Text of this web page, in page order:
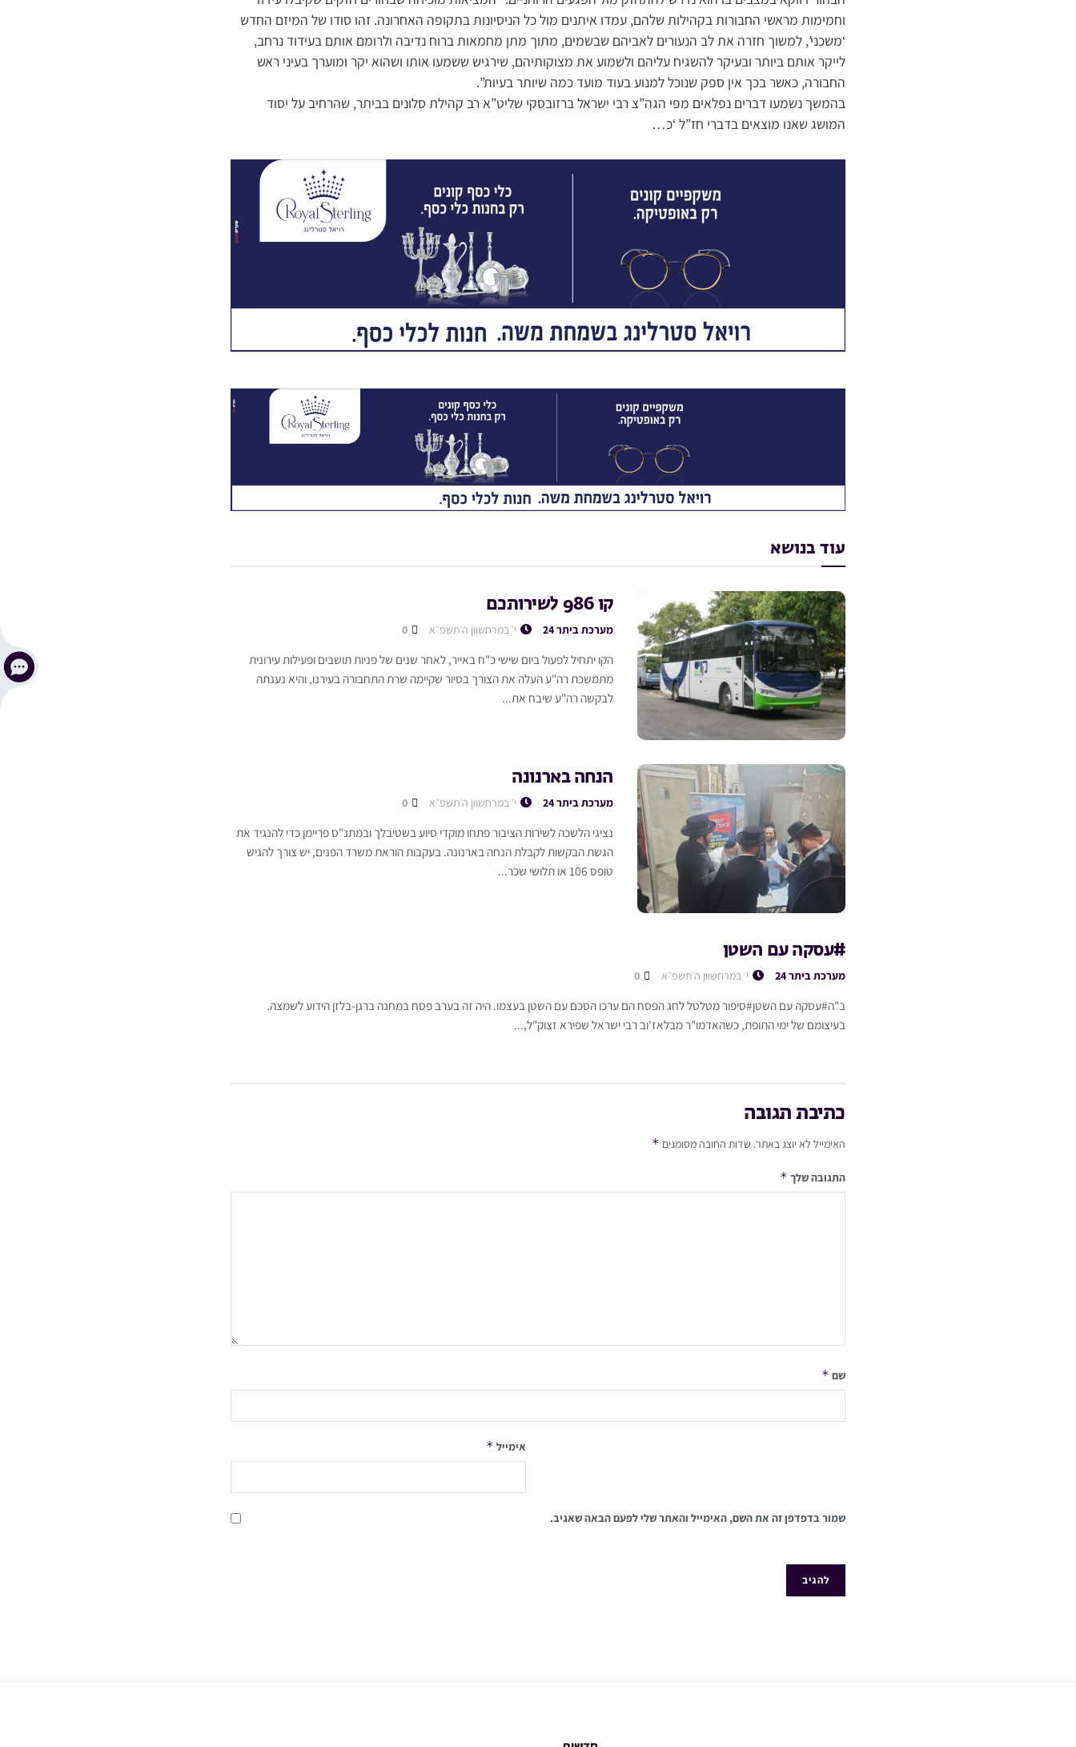
וחמימות מראשי החבורות בקהילות שלהם, עמדו איתנים מול כל הניסיונות בתקופה האחרונה. זהו סודו של המיזם החדש
‘משכני’, למשוך חזרה את לב הנעורים לאביהם שבשמים, מתוך מתן מחמאות ברוח נדיבה ולרומם אותם בעידוד נרחב,
לייקר אותם ביותר ובעיקר להשגיח עליהם ולשמוע את מצוקותיהם, שירגיש ששמעו אותו ושהוא יקר ומוערך בעיני ראש
החבורה, כאשר בכך אין ספק שנוכל למנוע בעוד מועד כמה שיותר בעיות”.
בהמשך נשמעו דברים נפלאים מפי הגה”צ רבי ישראל ברזובסקי שליט”א רב קהילת סלונים בביתר, שהרחיב על יסוד
המושג שאנו מוצאים בדברי חז”ל ‘כ…
עוד בנושא
קו 986 לשירותכם
מערכת ביתר 24 י׳ במרחשוון ה׳תשפ״א
הקו יתחיל לפעול ביום שישי כ"ח באייר, לאחר שנים של פניות תושבים ופעילות עירונית
מתמשכת רה"ע העלה את הצורך בסיור שקיימה שרת התחבורה בעירנו, והיא נענתה
לבקשה רה"ע שיבח את...
הנחה בארנונה
מערכת ביתר 24 י׳ במרחשוון ה׳תשפ״א
נציגי הלשכה לשירות הציבור פתחו מוקדי סיוע בשטיבלך ובמתנ"ס פריימן כדי להנגיד את
הגשת הבקשות לקבלת הנחה בארנונה. בעקבות הוראת משרד הפנים, יש צורך להגיש
טופס 106 או תלושי שכר...
#עסקה עם השטן
מערכת ביתר 24 י׳ במרחשוון ה׳תשפ״א
ב"ה#עסקה עם השטן#סיפור מטלטל לחג הפסח הם ערכו הסכם עם השטן בעצמו. היה זה בערב פסח במחנה ברגן-בלזן הידוע לשמצה.
בעיצומם של ימי התופת, כשהאדמו"ר מבלאז'וב רבי ישראל שפירא זצוק"ל,...
כתיבת תגובה
האימייל לא יוצג באתר. שדות החובה מסומנים *
התגובה שלך *
שם *
אימייל *
שמור בדפדפן זה את השם, האימייל והאתר שלי לפעם הבאה שאגיב.